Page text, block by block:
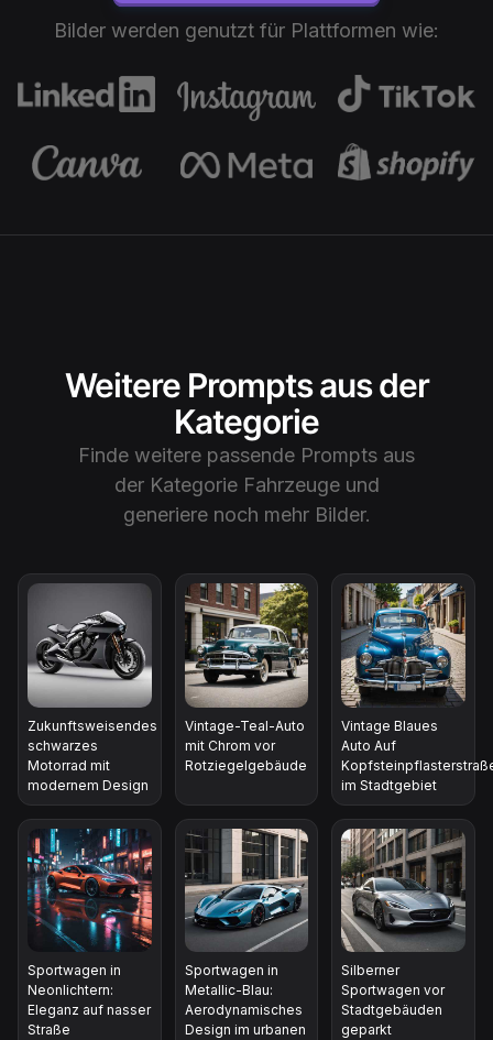
Mischung aus moderner Architektur und
Grünflächen, was auf ein Gleichgewicht zwischen
Bilder werden genutzt für Plattformen wie:
Weitere Prompts aus der
Kategorie
Finde weitere passende Prompts aus
der Kategorie Fahrzeugeund
generiere noch mehr Bilder.
Zukunftsweisendes
schwarzes
Motorrad mit
modernem Design
Vintage-Teal-Auto
mit Chrom vor
Rotziegelgebäude
Vintage Blaues
Auto Auf
im Stadtgebiet
Sportwagen in
Neonlichtern:
Eleganz auf nasser
Straße
Sportwagen in
Metallic-Blau:
Aerodynamisches
Design im urbanen
Silberner
Sportwagen vor
Stadtgebäuden
geparkt